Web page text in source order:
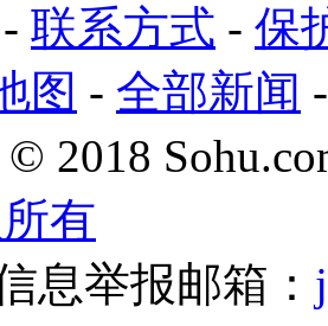
- 联系方式 - 保
图 - 全部新闻
© 2018
有
息举报邮箱：